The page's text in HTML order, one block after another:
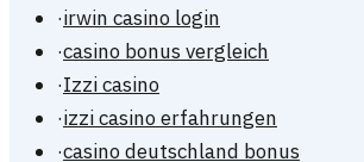
·irwin casino login
·casino bonus vergleich
·Izzi casino
·izzi casino erfahrungen
·casino deutschland bonus